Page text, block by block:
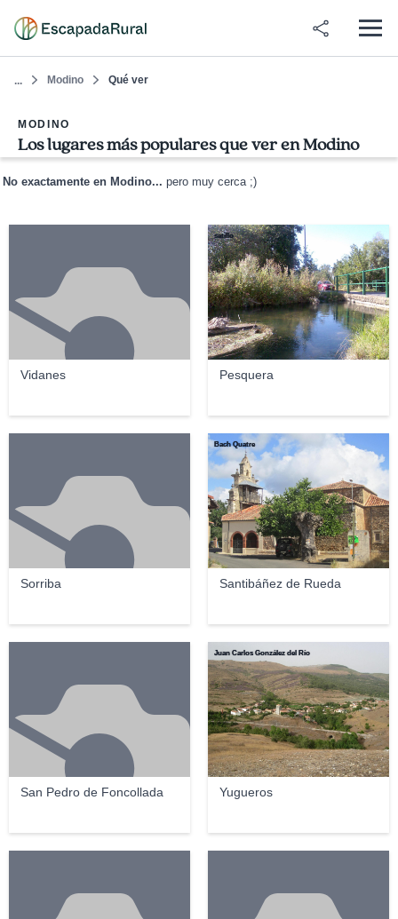
... Modino Qué ver
MODINO
Los lugares más populares que ver en Modino
No exactamente en Modino... pero muy cerca ;)
Vidanes Pesquera
satillo
Sorriba Santibáñez de Rueda
Bach Quatre
San Pedro de Foncollada Yugueros
Juan Carlos González del Río